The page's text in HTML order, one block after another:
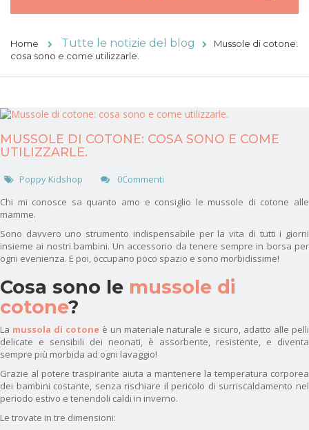
Home Tutte le notizie del blog
Mussole di cotone:
cosa sono e come utilizzarle.
MUSSOLE DI COTONE: COSA SONO E COME
UTILIZZARLE.
Poppy Kidshop
0Commenti
Chi mi conosce sa quanto amo e consiglio le mussole di cotone alle
mamme.
Sono davvero uno strumento indispensabile per la vita di tutti i giorni
insieme ai nostri bambini. Un accessorio da tenere sempre in borsa per
ogni evenienza. E poi, occupano poco spazio e sono morbidissime!
Cosa sono le mussole di
cotone?
La mussola di cotoneè un materiale naturale e sicuro, adatto alle pelli
delicate e sensibili dei neonati, è assorbente, resistente, e diventa
sempre più morbida ad ogni lavaggio!
Grazie al potere traspirante aiuta a mantenere la temperatura corporea
dei bambini costante, senza rischiare il pericolo di surriscaldamento nel
periodo estivo e tenendoli caldi in inverno.
Le trovate in tre dimensioni: